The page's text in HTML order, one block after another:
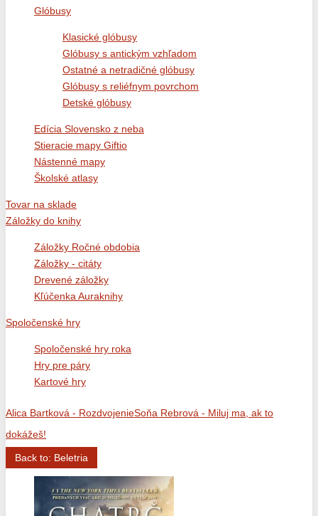
Glóbusy
Klasické glóbusy
Glóbusy s antickým vzhľadom
Ostatné a netradičné glóbusy
Glóbusy s reliéfnym povrchom
Detské glóbusy
Edícia Slovensko z neba
Stieracie mapy Giftio
Nástenné mapy
Školské atlasy
Tovar na sklade
Záložky do knihy
Záložky Ročné obdobia
Záložky - citáty
Drevené záložky
Kľúčenka Auraknihy
Spoločenské hry
Spoločenské hry roka
Hry pre páry
Kartové hry
Alica Bartková - RozdvojenieSoňa Rebrová - Miluj ma, ak to
dokážeš!
Back to: Beletria